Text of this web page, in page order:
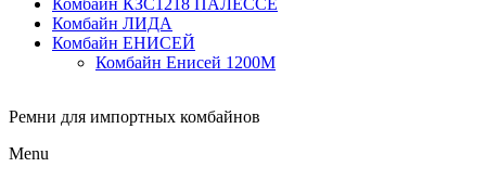
Комбайн КЗС1218 ПАЛЕССЕ
Комбайн ЛИДА
Комбайн ЕНИСЕЙ
Комбайн Енисей 1200М
Ремни для импортных комбайнов
Menu